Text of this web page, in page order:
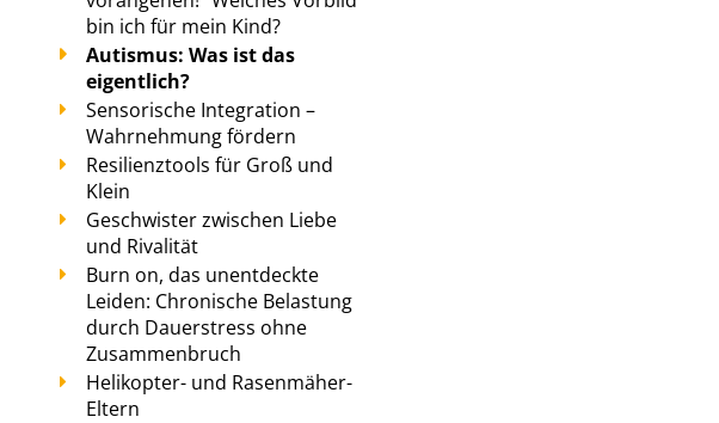
bin ich für mein Kind?
Autismus: Was ist das
eigentlich?
Sensorische Integration –
Wahrnehmung fördern
Resilienztools für Groß und
Klein
Geschwister zwischen Liebe
und Rivalität
Burn on, das unentdeckte
Leiden: Chronische Belastung
durch Dauerstress ohne
Zusammenbruch
Helikopter- und Rasenmäher-
Eltern